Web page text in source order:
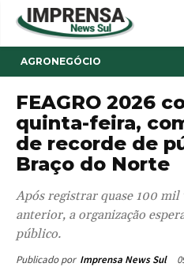
AGRONEGÓCIO
FEAGRO 2026
quinta-feira,
de recorde de
Braço do Norte
Após registrar quase 100 mil
anterior, a organização
público.
Publicado por Imprensa News Sul